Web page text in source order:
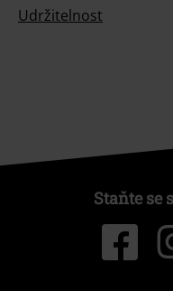
Udržitelnost
Staňte se